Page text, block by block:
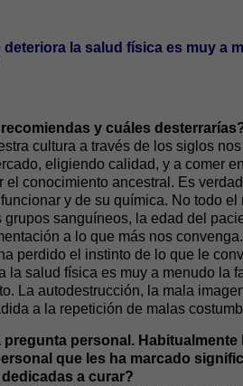
deteriora la salud física es muy a
y cuáles
cultura a través de los siglos
eligiendo calidad, y a comer
el conocimiento ancestral. Es
y de su química. No todo
sanguíneos, la edad del
a lo que más nos
perdido el instinto de lo que le
la salud física es muy a menudo la
La autodestrucción, la mala
a la repetición de malas
pregunta personal.
que les ha marcado
a curar?